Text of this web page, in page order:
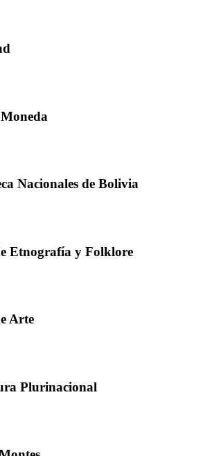
Nacionales de Bolivia
Etnografía y Folklore
Arte
Plurinacional